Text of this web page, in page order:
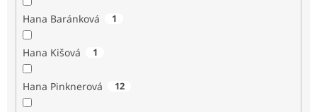
Hana Baránková 1
Hana Kišová 1
Hana Pinknerová 12